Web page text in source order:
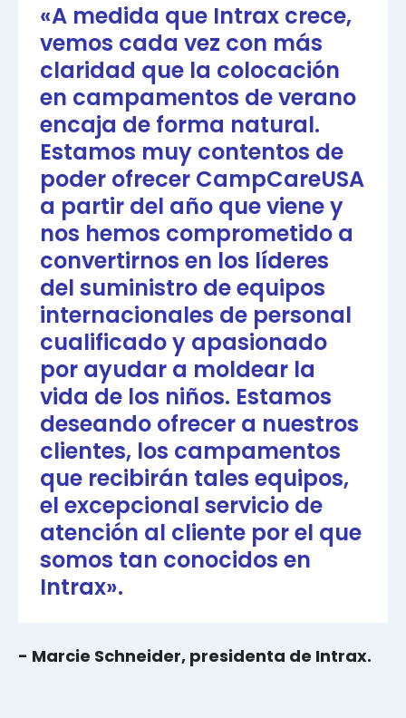
«A medida que Intrax crece,
vemos cada vez con más
claridad que la colocación
en campamentos de verano
encaja de forma natural.
Estamos muy contentos de
poder ofrecer CampCareUSA
a partir del año que viene y
nos hemos comprometido a
convertirnos en los líderes
del suministro de equipos
internacionales de personal
cualificado y apasionado
por ayudar a moldear la
vida de los niños. Estamos
deseando ofrecer a nuestros
clientes, los campamentos
que recibirán tales equipos,
el excepcional servicio de
atención al cliente por el que
somos tan conocidos en
Intrax».
- Marcie Schneider, presidenta de Intrax.